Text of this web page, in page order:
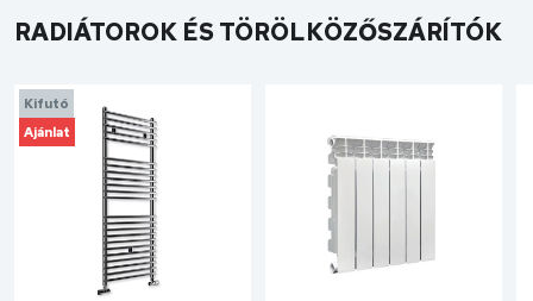
RADIÁTOROK ÉS TÖRÖLKÖZŐSZÁRÍTÓK
Kifutó
Ajánlat